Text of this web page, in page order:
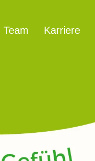
Team Karriere